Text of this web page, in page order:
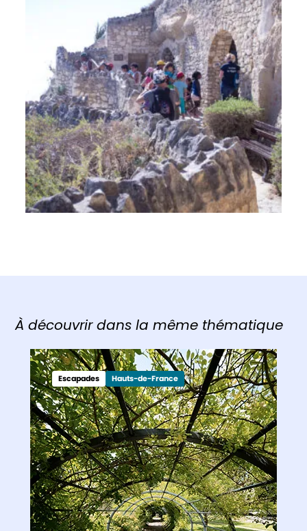
À découvrir dans la même thématique
Escapades Hauts-de-France